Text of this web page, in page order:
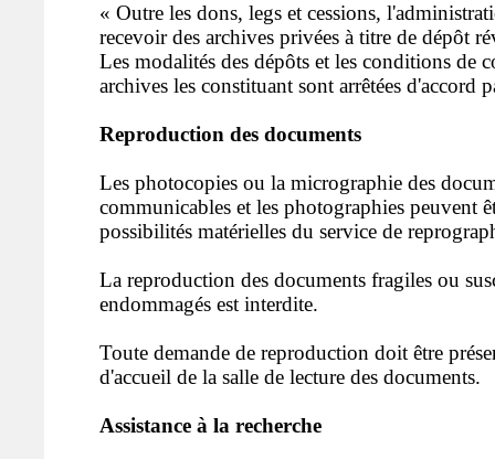
« Outre les dons, legs et cessions,
recevoir des archives privées à titre de dépôt
Les modalités des dépôts et les conditions de
archives les constituant sont arrêtées d'accord
Reproduction des documents
Les photocopies ou la micrographie des
communicables et les photographies peuvent
possibilités matérielles du service de
La reproduction des documents fragiles ou
endommagés est interdite.
Toute demande de reproduction doit être
d'accueil de la salle de lecture des documents.
Assistance à la recherche